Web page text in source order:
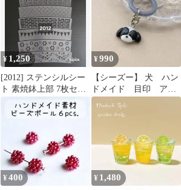
¥ 1,250
[2012] ステンシルシー
ト 素焼鉢上部 7枚セッ
¥990
【シーズー】 犬 ハン
ドメイド 目印 アク
セサリー めじるし
うちの子
¥400 ¥ 1,480